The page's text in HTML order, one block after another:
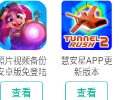
片视频备份
卓版免登陆
版
查看
慧安星APP更
新版本
查看